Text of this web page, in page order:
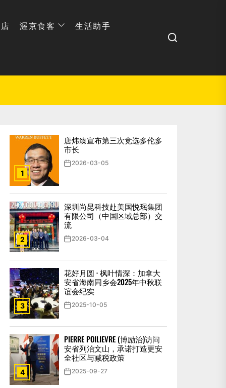
渥京食客 生活助手
Search
1
唐炜臻宣布第三次竞选多伦多
市长
2026-03-05
2
深圳尚昆科技赴美国悦珉集团
有限公司（中国区域总部）交
流
2026-03-04
3
花好月圆 · 枫叶情深：加拿大
安省海南同乡会2025年中秋联
谊会纪实
2025-10-05
4
PIERRE POILIEVRE (博励治)访问
安省列治文山，承诺打造更安
全社区与减税政策
2025-09-27